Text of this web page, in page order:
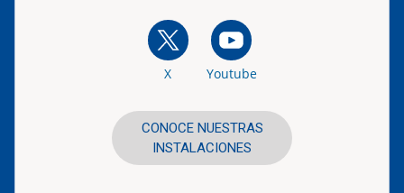
X Youtube
CONOCE NUESTRAS
INSTALACIONES